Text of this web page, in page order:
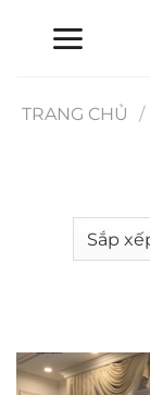
TRANG CHỦ
/